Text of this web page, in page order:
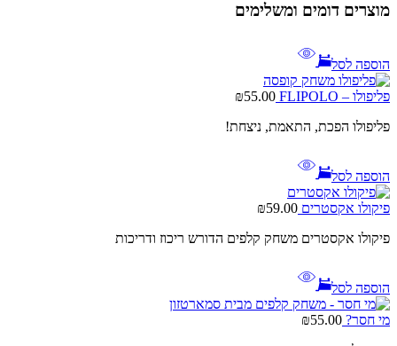
מוצרים דומים ומשלימים
הוספה לסל
פליפולו – FLIPOLO ₪55.00
פליפולו הפכת, התאמת, ניצחת!
הוספה לסל
פיקולו אקסטרים ₪59.00
פיקולו אקסטרים משחק קלפים הדורש ריכוז ודריכות
הוספה לסל
מי חסר? ₪55.00